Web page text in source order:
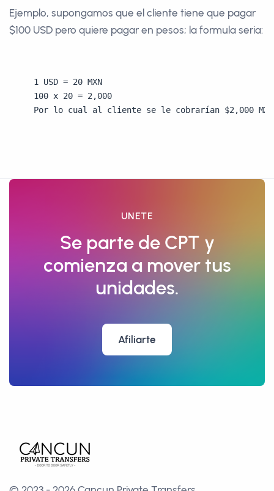
Ejemplo, supongamos que el cliente tiene que pagar
$100 USD pero quiere pagar en pesos; la formula seria:
1 USD = 20 MXN
100 x 20 = 2,000
Por lo cual al cliente se le cobrarían $2,000 MXN
UNETE
Se parte de CPT y
comienza a mover tus
unidades.
Afiliarte